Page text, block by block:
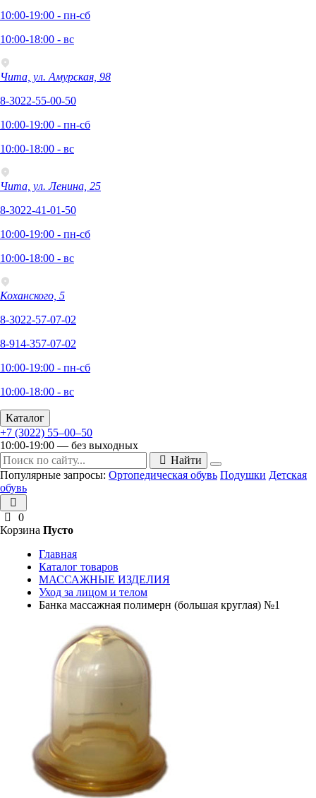
10:00-19:00 - пн-сб
10:00-18:00 - вс
Чита, ул. Амурская, 98
8-3022-55-00-50
10:00-19:00 - пн-сб
10:00-18:00 - вс
Чита, ул. Ленина, 25
8-3022-41-01-50
10:00-19:00 - пн-сб
10:00-18:00 - вс
Коханского, 5
8-3022-57-07-02
8-914-357-07-02
10:00-19:00 - пн-сб
10:00-18:00 - вс
Каталог
+7 (3022) 55‒00‒50
10:00-19:00 — без выходных
Найти
Популярные запросы: Ортопедическая обувь Подушки Детская
обувь
0
Корзина Пусто
Главная
Каталог товаров
МАССАЖНЫЕ ИЗДЕЛИЯ
Уход за лицом и телом
Банка массажная полимерн (большая круглая) №1